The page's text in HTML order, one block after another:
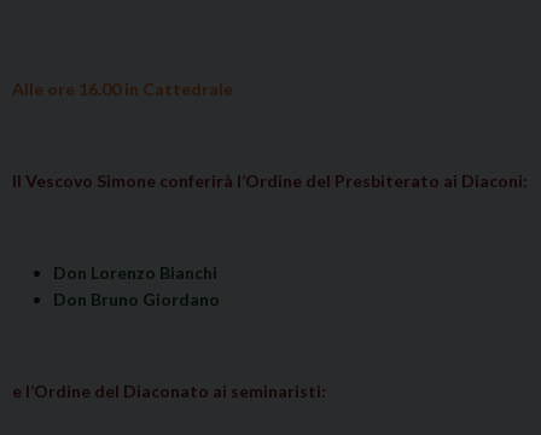
Alle ore 16.00 in Cattedrale
Il Vescovo Simone conferirà l’Ordine del Presbiterato ai Diaconi:
Don Lorenzo Bianchi
Don Bruno Giordano
e l’Ordine del Diaconato ai seminaristi: